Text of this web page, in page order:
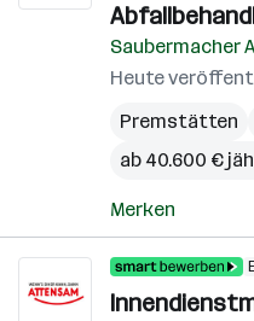
Saubermacher
Heute
Premstätten
ab 40.600 €
Merken